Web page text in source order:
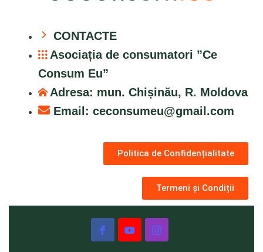
CONTACTE
Asociația de consumatori ”Ce
Consum Eu”
Adresa: mun. Chișinău, R. Moldova
Email: ceconsumeu@gmail.com
Politica de Confidențialitate
Termeni și Condiții